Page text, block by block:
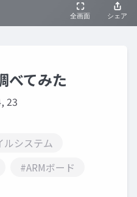
べてみた
23
ルシステム
#ARMボード